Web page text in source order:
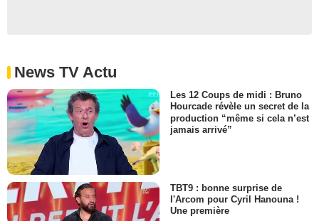
News TV Actu
Les 12 Coups de midi : Bruno
Hourcade révèle un secret de la
production “même si cela n’est
jamais arrivé”
TBT9 : bonne surprise de
l'Arcom pour Cyril Hanouna !
Une première